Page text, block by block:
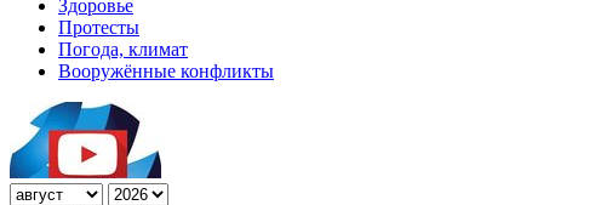
Здоровье
Протесты
Погода, климат
Вооружённые конфликты